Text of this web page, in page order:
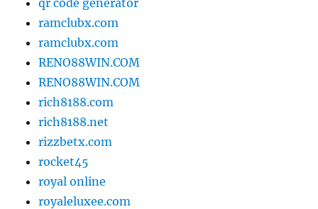
ramclubx.com
ramclubx.com
RENO88WIN.COM
RENO88WIN.COM
rich8188.com
rich8188.net
rizzbetx.com
rocket45
royal online
royaleluxee.com